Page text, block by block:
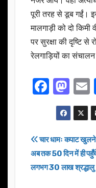
पूरी तरह से डूब गईं।
मालगाड़ी को दो
पर सुरक्षा की दृष्टि से
रेलगाड़ियों का
F
a
c
e
b
o
M
a
st
o
d
o
Post
चार धामः कपाट
अब तक 50 दिन में ही
लगभग 30 लाख श्रद्धालु